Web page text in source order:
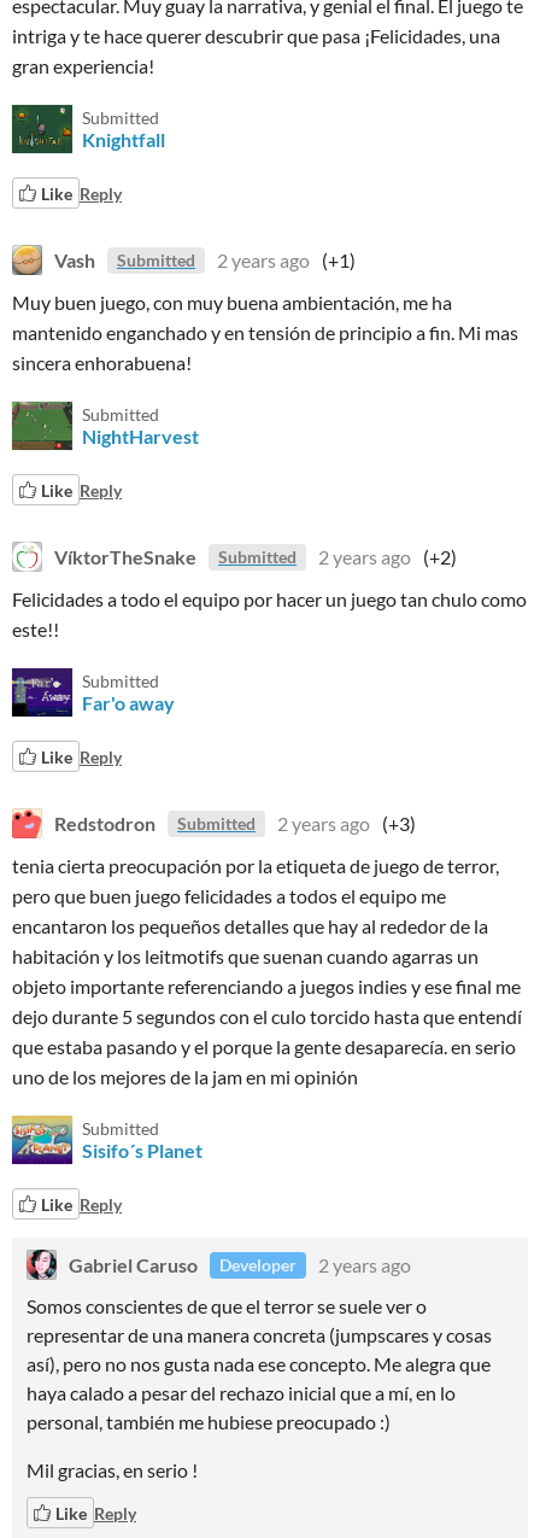
espectacular. Muy guay la narrativa, y genial el final. El juego te
intriga y te hace querer descubrir que pasa ¡Felicidades, una
gran experiencia!
Submitted
Knightfall
Like Reply
Vash Submitted 2 years ago (+1)
Muy buen juego, con muy buena ambientación, me ha
mantenido enganchado y en tensión de principio a fin. Mi mas
sincera enhorabuena!
Submitted
NightHarvest
Like Reply
VíktorTheSnake Submitted 2 years ago (+2)
Felicidades a todo el equipo por hacer un juego tan chulo como
este!!
Submitted
Far'o away
Like Reply
Redstodron Submitted 2 years ago (+3)
tenia cierta preocupación por la etiqueta de juego de terror,
pero que buen juego felicidades a todos el equipo me
encantaron los pequeños detalles que hay al rededor de la
habitación y los leitmotifs que suenan cuando agarras un
objeto importante referenciando a juegos indies y ese final me
dejo durante 5 segundos con el culo torcido hasta que entendí
que estaba pasando y el porque la gente desaparecía. en serio
uno de los mejores de la jam en mi opinión
Submitted
Sisifo´s Planet
Like Reply
Gabriel Caruso Developer
2 years ago
Somos conscientes de que el terror se suele ver o
representar de una manera concreta (jumpscares y cosas
así), pero no nos gusta nada ese concepto. Me alegra que
haya calado a pesar del rechazo inicial que a mí, en lo
personal, también me hubiese preocupado :)
Mil gracias, en serio !
Like Reply